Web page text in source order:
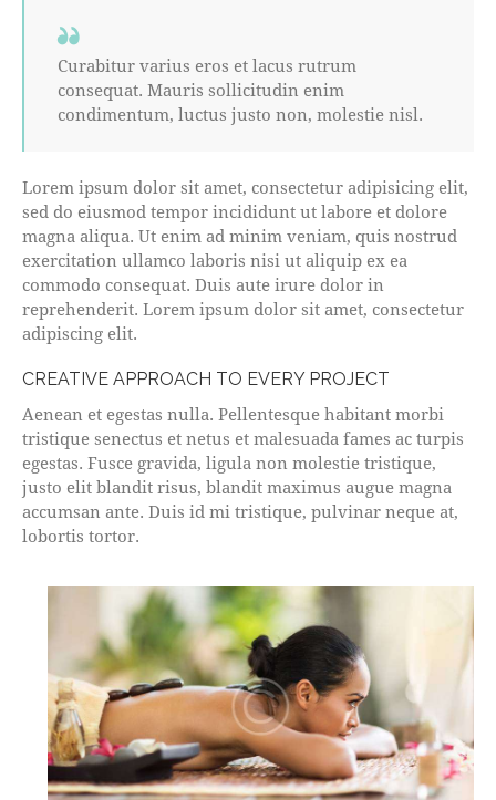
Curabitur varius eros et lacus rutrum
consequat. Mauris sollicitudin enim
condimentum, luctus justo non, molestie nisl.
Lorem ipsum dolor sit amet, consectetur adipisicing elit,
sed do eiusmod tempor incididunt ut labore et dolore
magna aliqua. Ut enim ad minim veniam, quis nostrud
exercitation ullamco laboris nisi ut aliquip ex ea
commodo consequat. Duis aute irure dolor in
reprehenderit. Lorem ipsum dolor sit amet, consectetur
adipiscing elit.
CREATIVE APPROACH TO EVERY PROJECT
Aenean et egestas nulla. Pellentesque habitant morbi
tristique senectus et netus et malesuada fames ac turpis
egestas. Fusce gravida, ligula non molestie tristique,
justo elit blandit risus, blandit maximus augue magna
accumsan ante. Duis id mi tristique, pulvinar neque at,
lobortis tortor.